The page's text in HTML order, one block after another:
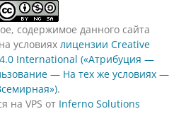
содержимое данного сайта
условиях лицензии Creative
4.0 International («Атрибуция —
— На тех же условиях —
.
на VPS от Inferno Solutions